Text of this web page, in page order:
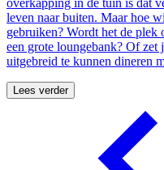
overkapping in de tuin is dat
leven naar buiten. Maar hoe
gebruiken? Wordt het de plek
een grote loungebank? Of zet
uitgebreid te kunnen dineren
Lees verder